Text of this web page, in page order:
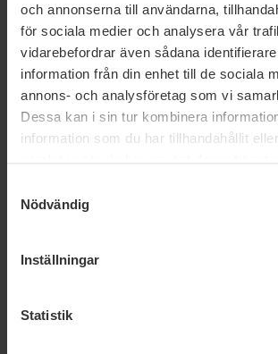
och annonserna till användarna,
för sociala medier och analysera vår
vidarebefordrar även sådana
information från din enhet till de sociala
annons- och analysföretag som vi
Dessa kan i sin tur kombinera
information som du har tillhandahållit
Nödvändig
Inställningar
Statistik
1. Mjuk ryggdyna